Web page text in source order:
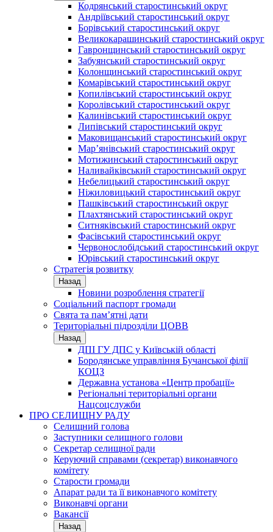
Кодрянський старостинський округ
Андріївський старостинський округ
Борівський старостинський округ
Великокарашинський старостинський округ
Гавронщинський старостинський округ
Забуянський старостинський округ
Колонщинський старостинський округ
Комарівський старостинський округ
Копилівський старостинський округ
Королівський старостинський округ
Калинівський старостинський округ
Липівський старостинський округ
Маковищанський старостинський округ
Мар’янівський старостинський округ
Мотижинський старостинський округ
Наливайківський старостинський округ
Небелицький старостинський округ
Ніжиловицький старостинський округ
Пашківський старостинський округ
Плахтянський старостинський округ
Ситняківський старостинський округ
Фасівський старостинський округ
Червонослобідський старостинський округ
Юрівський старостинський округ
Стратегія розвитку
Назад
Новини розроблення стратегії
Соціальний паспорт громади
Свята та пам’ятні дати
Територіальні підрозділи ЦОВВ
Назад
ДПІ ГУ ДПС у Київській області
Бородянське управління Бучанської філії
КОЦЗ
Державна установа «Центр пробації»
Регіональні територіальні органи
Нацсоцслужби
ПРО СЕЛИЩНУ РАДУ
Селищний голова
Заступники селищного голови
Секретар селищної ради
Керуючий справами (секретар) виконавчого
комітету
Старости громади
Апарат ради та її виконавчого комітету
Виконавчі органи
Вакансії
Назад